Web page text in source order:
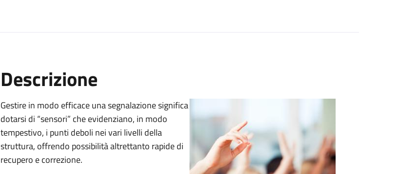
Descrizione
Gestire in modo efficace una segnalazione significa
dotarsi di “sensori” che evidenziano, in modo
tempestivo, i punti deboli nei vari livelli della
struttura, offrendo possibilità altrettanto rapide di
recupero e correzione.